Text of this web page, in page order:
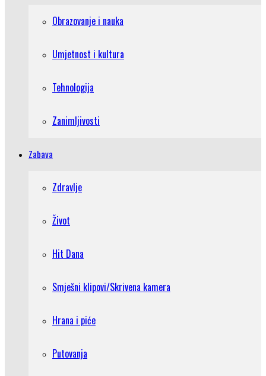
Obrazovanje i nauka
Umjetnost i kultura
Tehnologija
Zanimljivosti
Zabava
Zdravlje
Život
Hit Dana
Smješni klipovi/Skrivena kamera
Hrana i piće
Putovanja